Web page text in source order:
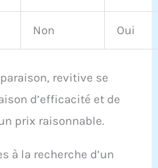
Non Oui
revitive se
d’efficacité et de
prix raisonnable.
à la recherche d’un